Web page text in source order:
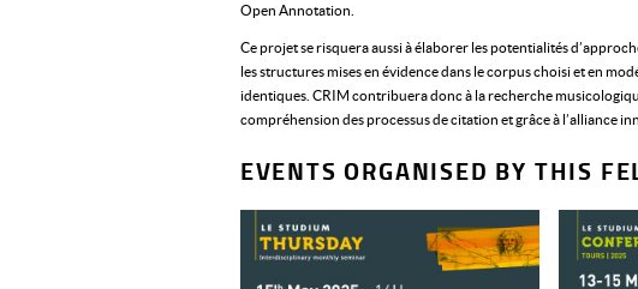
Open Annotation.
Ce projet se risquera aussi à élaborer les potentialités
les structures mises en évidence dans le corpus choisi et en
identiques. CRIM contribuera donc à la recherche
compréhension des processus de citation et grâce à l’alliance
EVENTS ORGANISED BY THIS